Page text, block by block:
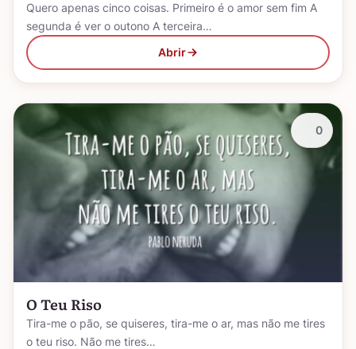
Quero apenas cinco coisas. Primeiro é o amor sem fim A
segunda é ver o outono A terceira…
Abrir
O Teu Riso
Tira-me o pão, se quiseres, tira-me o ar, mas não me tires
o teu riso. Não me tires…
0